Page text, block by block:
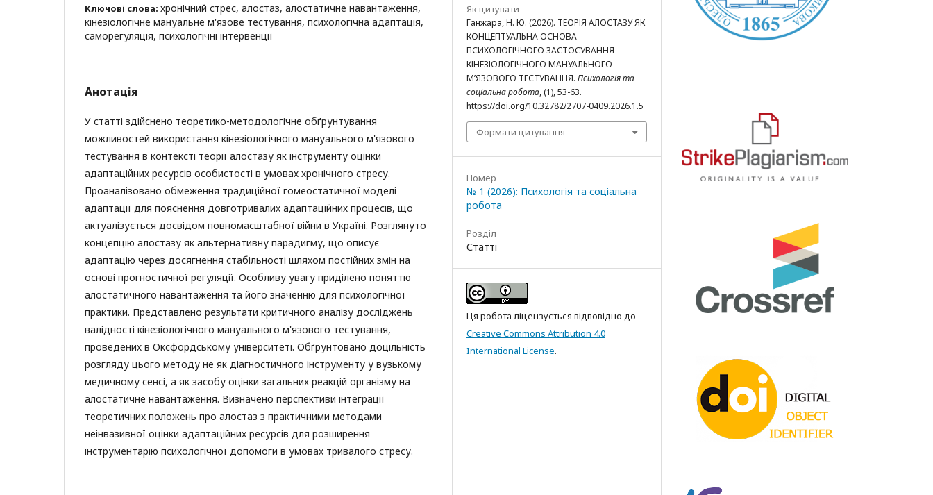
Ключові слова: хронічний стрес, алостаз, алостатичне навантаження,
кінезіологічне мануальне м'язове тестування, психологічна адаптація,
саморегуляція, психологічні інтервенції
Анотація
У статті здійснено теоретико-методологічне обґрунтування
можливостей використання кінезіологічного мануального м'язового
тестування в контексті теорії алостазу як інструменту оцінки
адаптаційних ресурсів особистості в умовах хронічного стресу.
Проаналізовано обмеження традиційної гомеостатичної моделі
адаптації для пояснення довготривалих адаптаційних процесів, що
актуалізується досвідом повномасштабної війни в Україні. Розглянуто
концепцію алостазу як альтернативну парадигму, що описує
адаптацію через досягнення стабільності шляхом постійних змін на
основі прогностичної регуляції. Особливу увагу приділено поняттю
алостатичного навантаження та його значенню для психологічної
практики. Представлено результати критичного аналізу досліджень
валідності кінезіологічного мануального м'язового тестування,
проведених в Оксфордському університеті. Обґрунтовано доцільність
розгляду цього методу не як діагностичного інструменту у вузькому
медичному сенсі, а як засобу оцінки загальних реакцій організму на
алостатичне навантаження. Визначено перспективи інтеграції
теоретичних положень про алостаз з практичними методами
неінвазивної оцінки адаптаційних ресурсів для розширення
інструментарію психологічної допомоги в умовах тривалого стресу.
Як цитувати
Ганжара, Н. Ю. (2026). ТЕОРІЯ АЛОСТАЗУ ЯК
КОНЦЕПТУАЛЬНА ОСНОВА
ПСИХОЛОГІЧНОГО ЗАСТОСУВАННЯ
КІНЕЗІОЛОГІЧНОГО МАНУАЛЬНОГО
М’ЯЗОВОГО ТЕСТУВАННЯ. Психологія та
соціальна робота, (1), 53-63.
https://doi.org/10.32782/2707-0409.2026.1.5
Формати цитування
Номер
№ 1 (2026): Психологія та соціальна
робота
Розділ
Статті
Ця робота ліцензується відповідно до
Creative Commons Attribution 4.0
International License.